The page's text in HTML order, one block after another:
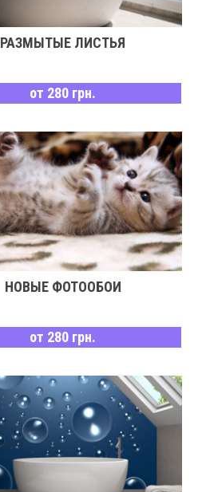
РАЗМЫТЫЕ ЛИСТЬЯ
от 280 грн.
НОВЫЕ ФОТООБОИ
от 280 грн.